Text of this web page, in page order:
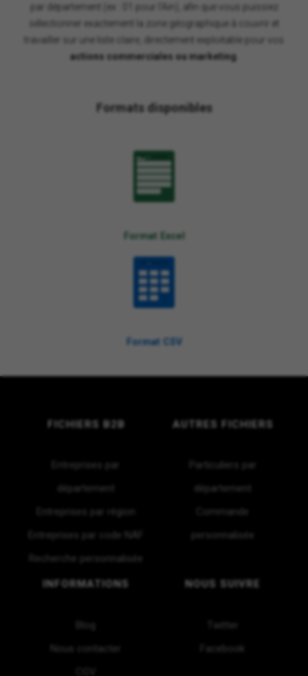
par département (ex : 01 pour l'Ain), afin que vous puissiez
sélectionner exactement la zone géographique à couvrir et
travailler sur une liste claire, directement exploitable pour vos
actions commerciales ou marketing.
Formats disponibles
Format Excel
Format CSV
FICHIERS B2B
Entreprises par
département
Entreprises par région
Entreprises par code NAF
Recherche personnalisée
AUTRES FICHIERS
Particuliers par
département
Commande
personnalisée
INFORMATIONS
Nous contacter
NOUS SUIVRE
Twitter
Facebook